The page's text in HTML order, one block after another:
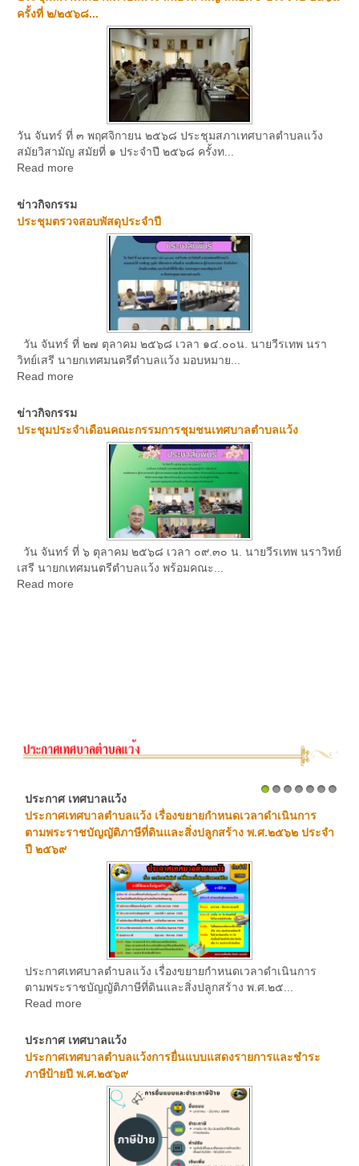
ครั้งที่ ๒/๒๕๖๘...
วัน จันทร์ ที่ ๓ พฤศจิกายน ๒๕๖๘ ประชุมสภาเทศบาลตำบลแว้ง
สมัยวิสามัญ สมัยที่ ๑ ประจำปี ๒๕๖๘ ครั้งท...
Read more
ข่าวกิจกรรม
ประชุมตรวจสอบพัสดุประจำปี
วัน จันทร์ ที่ ๒๗ ตุลาคม ๒๕๖๘ เวลา ๑๔.๐๐น. นายวีรเทพ นรา
วิทย์เสรี นายกเทศมนตรีตำบลแว้ง มอบหมาย...
Read more
ข่าวกิจกรรม
ประชุมประจำเดือนคณะกรรมการชุมชนเทศบาลตำบลแว้ง
วัน จันทร์ ที่ ๖ ตุลาคม ๒๕๖๘ เวลา ๐๙.๓๐ น. นายวีรเทพ นราวิทย์
เสรี นายกเทศมนตรีตำบลแว้ง พร้อมคณะ...
Read more
ประกาศ เทศบาลแว้ง
ประกาศเทศบาลตำบลแว้ง เรื่องขยายกำหนดเวลาดำเนินการ
ตามพระราชบัญญัติภาษีที่ดินและสิ่งปลูกสร้าง พ.ศ.๒๕๖๒ ประจำ
ปี ๒๕๖๙
ประกาศเทศบาลตำบลแว้ง เรื่องขยายกำหนดเวลาดำเนินการ
ตามพระราชบัญญัติภาษีที่ดินและสิ่งปลูกสร้าง พ.ศ.๒๕...
Read more
ประกาศ เทศบาลแว้ง
ประกาศเทศบาลตำบลแว้งการยื่นแบบแสดงรายการและชำระ
ภาษีป้ายปี พ.ศ.๒๕๖๙